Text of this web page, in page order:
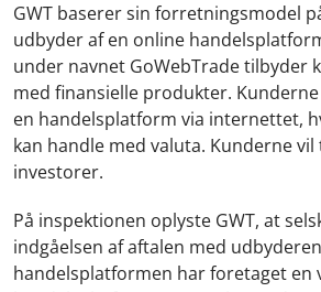
GWT baserer sin forretningsmodel
udbyder af en online
under navnet GoWebTrade tilbyder
med finansielle produkter.
en handelsplatform via internettet,
kan handle med valuta. Kunderne
investorer.
På inspektionen oplyste GWT, at
indgåelsen af aftalen med
handelsplatformen har foretaget en